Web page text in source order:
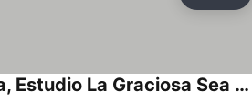
Casa Nopasanada, Estudio La Graciosa Sea View